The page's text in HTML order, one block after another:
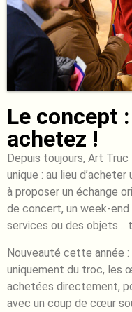
Le concept
achetez !
Depuis toujours, Art
unique : au lieu
à proposer un échange
de concert, un week-end
services ou des objets…
Nouveauté cette année
uniquement du troc, les
achetées directement,
avec un coup de cœur